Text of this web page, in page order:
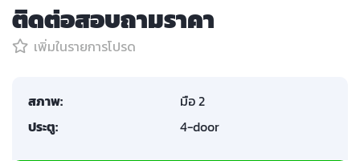
ติดต่อสอบถามราคา
เพิ่มในรายการโปรด
สภาพ:
มือ 2
ประตู:
4-door